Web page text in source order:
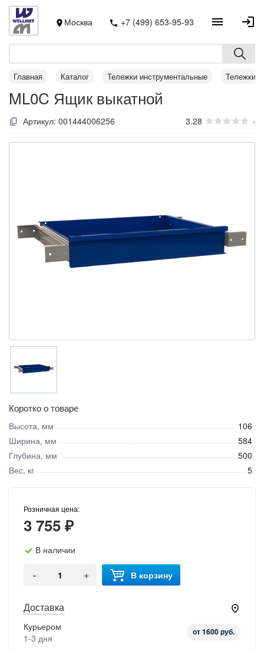
Москва +7 (499) 653-95-93
Главная Каталог Тележки инструментальные Тележки
ML0C Ящик выкатной
Артикул: 001444006256 3.28 0
Коротко о товаре
Высота, мм
106
Ширина, мм
584
Глубина, мм
500
Вес, кг
5
Розничная цена:
3 755 ₽
В наличии
- + В корзину
Доставка
Курьером
1-3 дня
от 1600 руб.